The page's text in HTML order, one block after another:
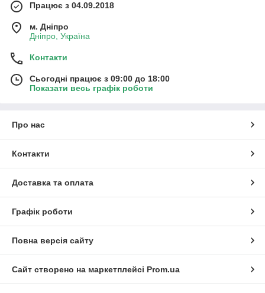
Працює з 04.09.2018
м. Дніпро
Дніпро, Україна
Контакти
Сьогодні працює з 09:00 до 18:00
Показати весь графік роботи
Про нас
Контакти
Доставка та оплата
Графік роботи
Повна версія сайту
Сайт створено на маркетплейсі Prom.ua